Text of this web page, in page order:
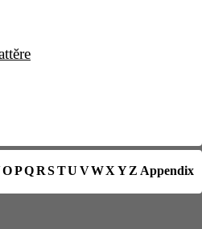
OPQRSTU VWX YZ Appendix